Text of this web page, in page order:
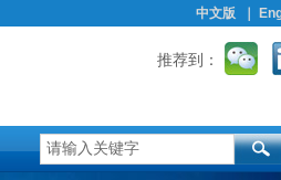
中文版
推荐到：